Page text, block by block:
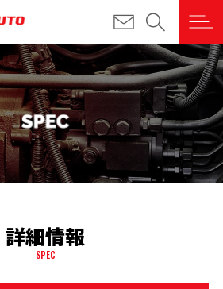
詳細情報
SPEC